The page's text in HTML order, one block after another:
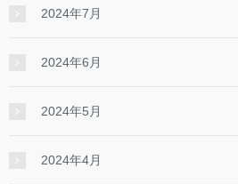
2024年7月
2024年6月
2024年5月
2024年4月